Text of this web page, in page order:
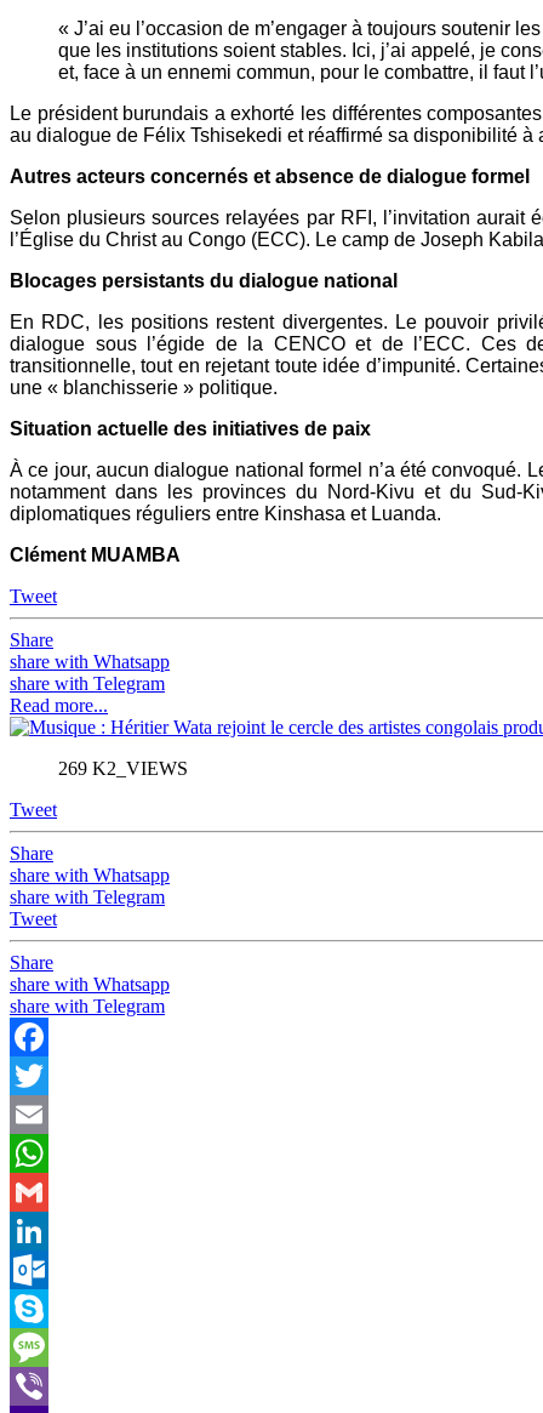
« J’ai eu l’occasion de m’engager à toujours soutenir
que les institutions soient stables. Ici, j’ai appelé, je
et, face à un ennemi commun, pour le combattre, il faut
Le président burundais a exhorté les différentes
au dialogue de Félix Tshisekedi et réaffirmé sa disponibilité
Autres acteurs concernés et absence de dialogue formel
Selon plusieurs sources relayées par RFI, l’invitation
l’Église du Christ au Congo (ECC). Le camp de Joseph
Blocages persistants du dialogue national
En RDC, les positions restent divergentes. Le pouvoir
dialogue sous l’égide de la CENCO et de l’ECC. Ces
transitionnelle, tout en rejetant toute idée d’impunité.
une « blanchisserie » politique.
Situation actuelle des initiatives de paix
À ce jour, aucun dialogue national formel n’a été convoqué.
notamment dans les provinces du Nord-Kivu et du Sud-
diplomatiques réguliers entre Kinshasa et Luanda.
Clément MUAMBA
Tweet
Share
share with Whatsapp
share with Telegram
Read more...
269 K2_VIEWS
Tweet
Share
share with Whatsapp
share with Telegram
Tweet
Share
share with Whatsapp
share with Telegram
Facebook
Twitter
Email
WhatsApp
Gmail
LinkedIn
Outlook.com
Skype
Message